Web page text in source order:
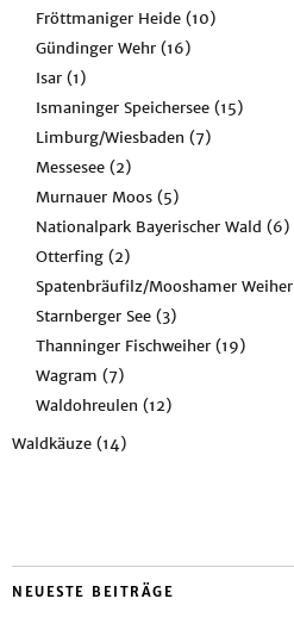
Fröttmaniger Heide (10)
Gündinger Wehr (16)
Isar (1)
Ismaninger Speichersee (15)
Limburg/Wiesbaden (7)
Messesee (2)
Murnauer Moos (5)
Nationalpark Bayerischer Wald (6)
Otterfing (2)
Spatenbräufilz/Mooshamer Weiher
Starnberger See (3)
Thanninger Fischweiher (19)
Wagram (7)
Waldohreulen (12)
Waldkäuze (14)
NEUESTE BEITRÄGE